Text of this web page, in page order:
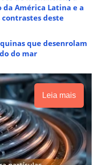
América Latina e a
contrastes deste
que desenrolam
do mar
Leia mais